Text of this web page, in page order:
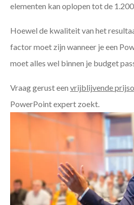
elementen kan oplopen tot de 1.200
Hoewel de kwaliteit van het
factor moet zijn wanneer je een
moet alles wel binnen je budget
Vraag gerust een vrijblijvende
PowerPoint expert zoekt.